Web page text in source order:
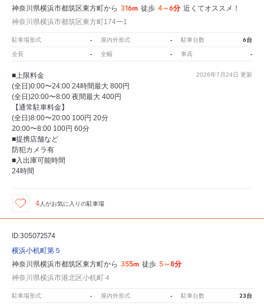
神奈川県横浜市都筑区東方町から 316m 徒歩 4～6分 近くてオススメ！
神奈川県横浜市都筑区東方町174ー1
駐車場形式 - 屋内外形式 - 駐車台数 6台
全長 - 全幅 - 車高 -
2026年7月24日 更新
■上限料金
(全日)0:00〜24:00 24時間最大 800円
(全日)20:00〜8:00 夜間最大 400円
【通常駐車料金】
(全日)8:00〜20:00 100円 20分
20:00〜8:00 100円 60分
■提携店舗など
防犯カメラ有
■入出庫可能時間
24時間
4人がお気に入りの駐車場
ID:305072574
横浜小机町第５
神奈川県横浜市都筑区東方町から 355m 徒歩 5～8分
神奈川県横浜市港北区小机町４
駐車場形式 - 屋内外形式 - 駐車台数 23台